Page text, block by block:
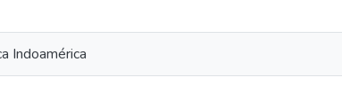
Indoamérica